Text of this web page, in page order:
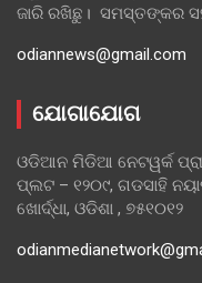
ଜାରି ରଖିଛୁ। ସମସ୍ତଙ୍କର
odiannews@gmail.com
ଯୋଗାଯୋଗ
ଓଡିଆନ ମିଡିଆ ନେଟୱର୍କ
ପ୍ଲଟ – ୧୨୦୯, ଗଡସାହି
ଖୋର୍ଦ୍ଧା, ଓଡିଶା , ୭୫୧୦୧୨